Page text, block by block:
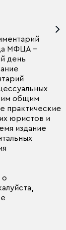
МФЦА -
день
общим
практические
юристов и
издание
о